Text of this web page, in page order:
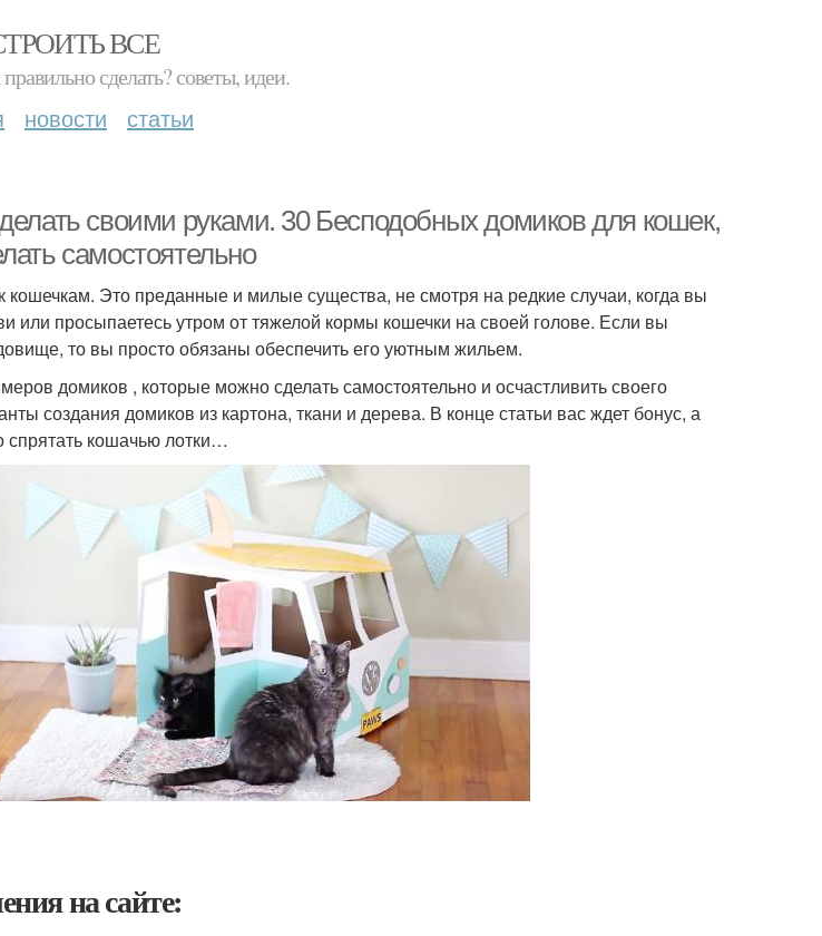
ВСЕ
сделать? советы, идеи.
новости статьи
своими руками. 30 Бесподобных домиков для кошек,
самостоятельно
Это преданные и милые существа, не смотря на редкие случаи, когда вы
или просыпаетесь утром от тяжелой кормы кошечки на своей голове. Если вы
то вы просто обязаны обеспечить его уютным жильем.
домиков , которые можно сделать самостоятельно и осчастливить своего
создания домиков из картона, ткани и дерева. В конце статьи вас ждет бонус, а
спрятать кошачью лотки…
на сайте: